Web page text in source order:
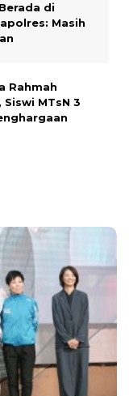
di
Masih
Rahmah
MTsN 3